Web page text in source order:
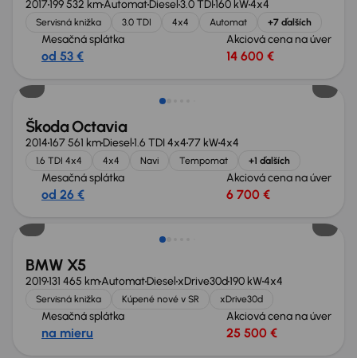
2017199 532 kmAutomatDiesel3.0 TDI160 kW4x4
Servisná knižka 3.0 TDI 4x4 Automat +7 ďalších
Mesačná splátka
od 53 €
Akciová cena na úver
14 600 €
Škoda Octavia
2014167 561 kmDiesel1.6 TDI 4x477 kW4x4
1.6 TDI 4x4 4x4 Navi Tempomat +1 ďalších
Mesačná splátka
od 26 €
Akciová cena na úver
6 700 €
Zlacnené o 4 100 €
BMW X5
2019131 465 kmAutomatDiesel xDrive30d190 kW4x4
Servisná knižka Kúpené nové v SR xDrive30d
Mesačná splátka
na mieru
Akciová cena na úver
25 500 €